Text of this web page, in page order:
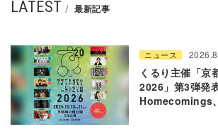
LATEST 最新記事
ニュース
くるり主催「京
2026」第3弾発
Homecomings